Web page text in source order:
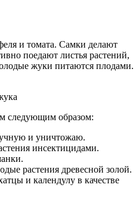
и томата. Самки делают
поедают листья растений,
жуки питаются плодами.
следующим образом:
и уничтожаю.
инсектицидами.
растения древесной золой.
и календулу в качестве